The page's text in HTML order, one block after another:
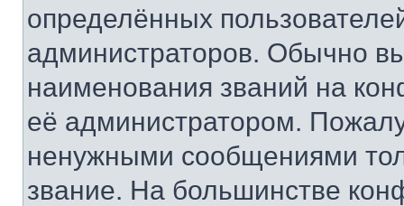
определённых
администраторов. Обычно
наименования званий на
её администратором.
ненужными сообщениями
звание. На большинстве